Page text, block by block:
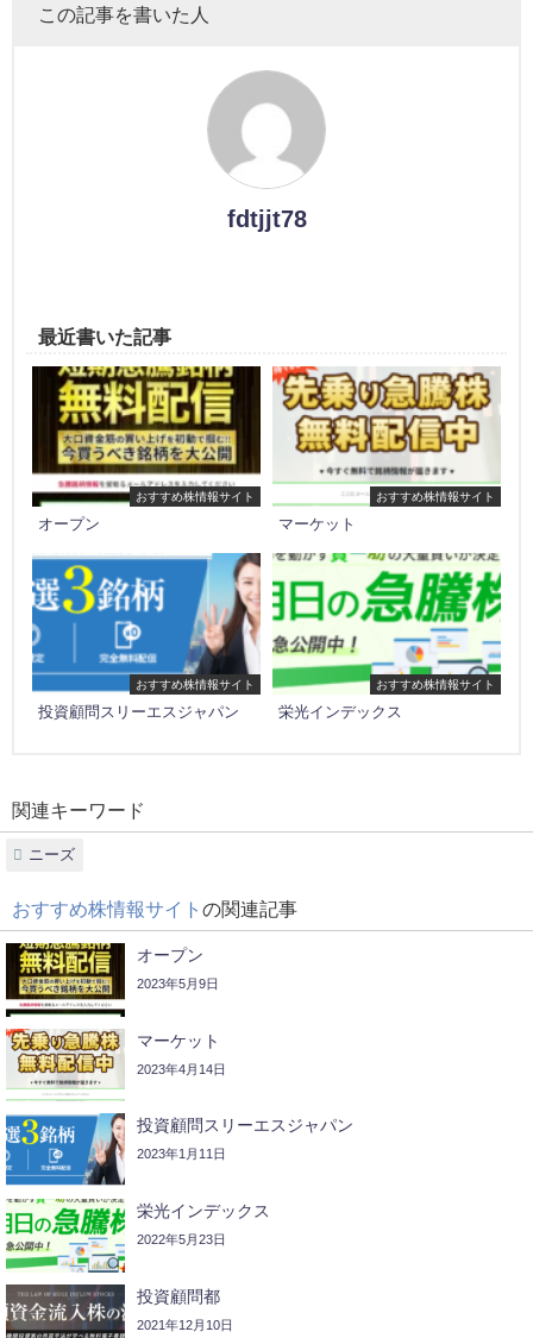
この記事を書いた人
fdtjjt78
最近書いた記事
おすすめ株情報サイト
オープン
おすすめ株情報サイト
マーケット
おすすめ株情報サイト
投資顧問スリーエスジャパン
おすすめ株情報サイト
栄光インデックス
関連キーワード
ニーズ
おすすめ株情報サイト の関連記事
オープン
2023年5月9日
マーケット
2023年4月14日
投資顧問スリーエスジャパン
2023年1月11日
栄光インデックス
2022年5月23日
投資顧問都
2021年12月10日